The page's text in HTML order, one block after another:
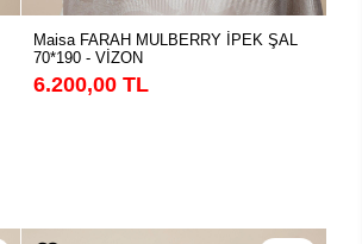
Maisa FARAH MULBERRY İPEK ŞAL
70*190 - VİZON
6.200,00 TL